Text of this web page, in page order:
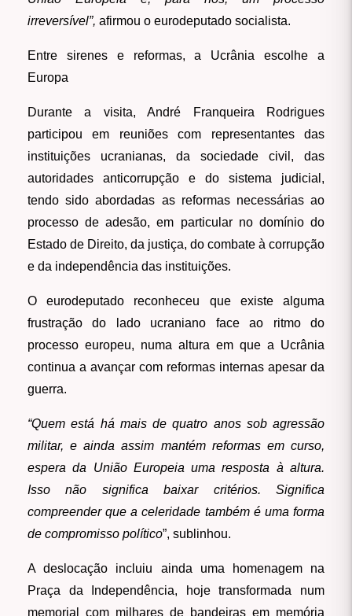
irreversível”, afirmou o eurodeputado socialista.
Entre sirenes e reformas, a Ucrânia escolhe a
Europa
Durante a visita, André Franqueira Rodrigues
participou em reuniões com representantes das
instituições ucranianas, da sociedade civil, das
autoridades anticorrupção e do sistema judicial,
tendo sido abordadas as reformas necessárias ao
processo de adesão, em particular no domínio do
Estado de Direito, da justiça, do combate à corrupção
e da independência das instituições.
O eurodeputado reconheceu que existe alguma
frustração do lado ucraniano face ao ritmo do
processo europeu, numa altura em que a Ucrânia
continua a avançar com reformas internas apesar da
guerra.
“Quem está há mais de quatro anos sob agressão
militar, e ainda assim mantém reformas em curso,
espera da União Europeia uma resposta à altura.
Isso não significa baixar critérios. Significa
compreender que a celeridade também é uma forma
de compromisso político”, sublinhou.
A deslocação incluiu ainda uma homenagem na
Praça da Independência, hoje transformada num
memorial com milhares de bandeiras em memória